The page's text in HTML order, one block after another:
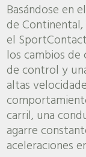
Basándose en
de
el
los cambios
de control y
altas
carril, una
agarre
aceleraciones